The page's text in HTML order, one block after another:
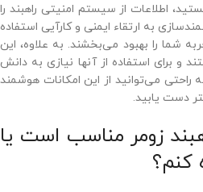
اطلاعات از سیستم امنیتی راهبند را
به ارتقاء ایمنی و کارآیی استفاده
شما را بهبود می‌بخشند. به علاوه، این
و برای استفاده از آنها نیازی به دانش
راحتی می‌توانید از این امکانات هوشمند
دست یابید.
زومر مناسب است یا
کنم؟